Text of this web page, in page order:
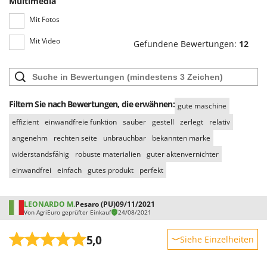
Rato
Reber
Redback
Ribimex
Ritter
Robomow
Rossofuoco
Royal Food
Ryobi
S
Mit Fotos
Mit Video Gefundene Bewertungen: 12
Filtern Sie nach Bewertungen, die erwähnen: gute maschine
effizient einwandfreie funktion sauber gestell zerlegt
relativ
angenehm
rechten seite unbrauchbar
bekannten marke
widerstandsfähig
robuste materialien guter aktenvernichter
einwandfrei
einfach gutes produkt perfekt
LEONARDO M.Pesaro (PU)09/11/2021
Von AgriEuro geprüfter Einkauf 24/08/2021
5,0 Siehe Einzelheiten